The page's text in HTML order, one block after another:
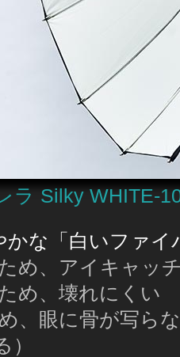
ラ Silky WHITE-
かな「白いファイ
め、アイキャッ
め、壊れにくい
、眼に骨が写ら